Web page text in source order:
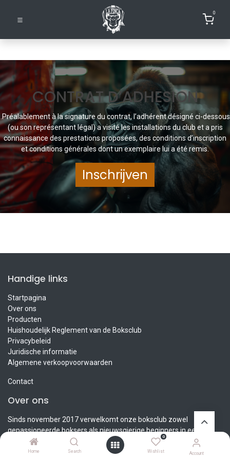
Home Search
0
Wishlist Account
0
CONTRAT D’ADHESION
.Préalablement à la signature du contrat, l’adhérent désigné ci-dessous
(ou son représentant légal) a visité les installations du club et a pris
connaissance des prestations proposées, des conditions d’inscription
et conditions générales dont un exemplaire lui a été remis.
Inschrijven
Handige links
Startpagina
Over ons
Producten
Huishoudelijk Reglement van de Boksclub
Privacybeleid
Juridische informatie
Algemene verkoopvoorwaarden
Contact
Over ons
Sinds november 2017 verwelkomt onze boksclub zowel
gepassioneerde boksers als nieuwsgierige beginners in een
warme en respectvolle sfeer. Als lid van een boksfamilie en
opgegroeid in deze wereld, heb ik boksen altijd gezien als veel